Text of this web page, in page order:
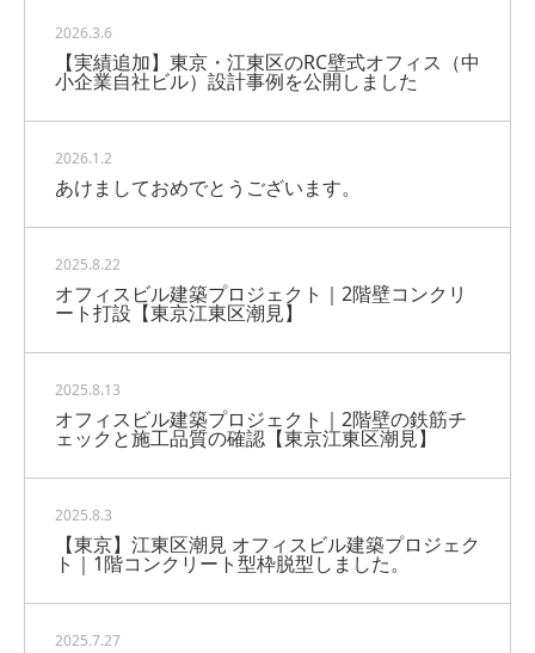
2026.3.6
【実績追加】東京・江東区のRC壁式オフィス（中
小企業自社ビル）設計事例を公開しました
2026.1.2
あけましておめでとうございます。
2025.8.22
オフィスビル建築プロジェクト｜2階壁コンクリ
ート打設【東京江東区潮見】
2025.8.13
オフィスビル建築プロジェクト｜2階壁の鉄筋チ
ェックと施工品質の確認【東京江東区潮見】
2025.8.3
【東京】江東区潮見 オフィスビル建築プロジェク
ト｜1階コンクリート型枠脱型しました。
2025.7.27